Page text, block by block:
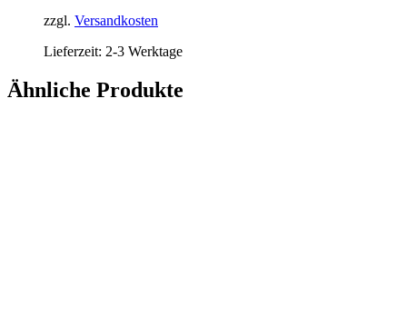
zzgl. Versandkosten
Lieferzeit: 2-3 Werktage
Ähnliche Produkte